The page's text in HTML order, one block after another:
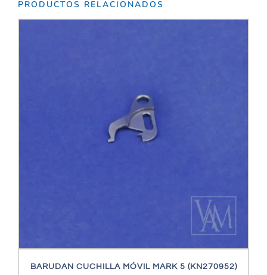
PRODUCTOS RELACIONADOS
BARUDAN CUCHILLA MÓVIL MARK 5 (KN270952)